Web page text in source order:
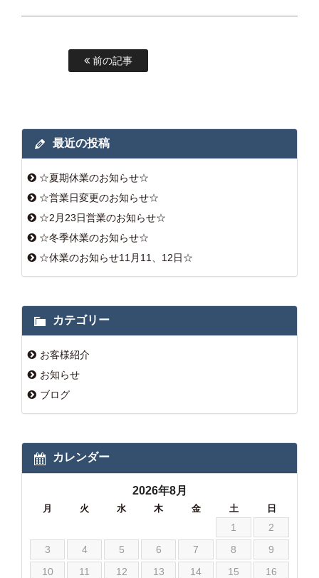
前の記事
最近の投稿
☆夏期休業のお知らせ☆
☆営業日変更のお知らせ☆
☆2月23日営業のお知らせ☆
☆冬季休業のお知らせ☆
☆休業のお知らせ11月11、12日☆
カテゴリー
お客様紹介
お知らせ
ブログ
カレンダー
2026年8月
月 火 水 木 金 土 日
1
2
3
4 5 6 7 8
9
10
11 12 13 14 15
16